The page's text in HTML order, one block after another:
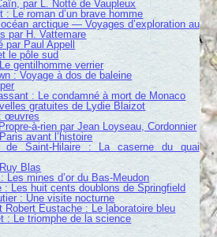
par L. Notté de Vaupleux
: Le roman d’un brave homme
arctique — Voyages d’exploration au
par H. Vattemare
par Paul Appell
le pôle sud
gentilhomme verrier
: Voyage à dos de baleine
: Le condamné à mort de Monaco
gratuites de Lydie Blaizot
œuvres
à-rien par Jean Loyseau, Cordonnier
avant l’histoire
de Saint-Hilaire : La caserne du quai
Blas
Les mines d’or du Bas-Meudon
: Les huit cents doublons de Springfield
: Une visite nocturne
Robert Eustache : Le laboratoire bleu
: Le triomphe de la science